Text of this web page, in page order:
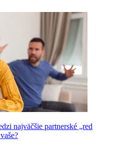
najväčšie partnerské „red